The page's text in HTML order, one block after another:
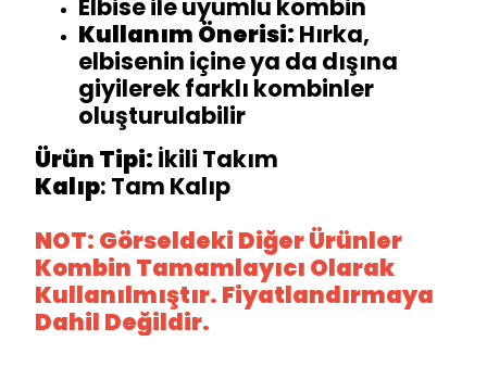
Elbise ile uyumlu kombin
Kullanım Önerisi: Hırka,
elbisenin içine ya da dışına
giyilerek farklı kombinler
oluşturulabilir
Ürün Tipi: İkili Takım
Kalıp: Tam Kalıp
NOT: Görseldeki Diğer Ürünler
Kombin Tamamlayıcı Olarak
Kullanılmıştır. Fiyatlandırmaya
Dahil Değildir.